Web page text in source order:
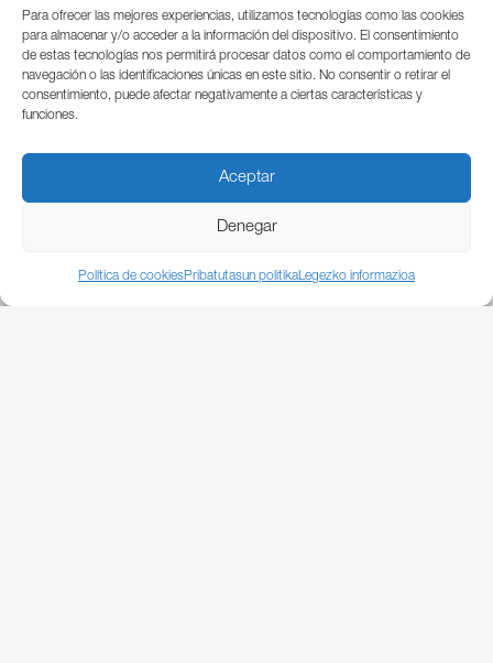
Para ofrecer las mejores experiencias, utilizamos tecnologías como las cookies
para almacenar y/o acceder a la información del dispositivo. El consentimiento
de estas tecnologías nos permitirá procesar datos como el comportamiento de
navegación o las identificaciones únicas en este sitio. No consentir o retirar el
consentimiento, puede afectar negativamente a ciertas características y
funciones.
Aceptar
Denegar
Política de cookiesPribatutasun politikaLegezko informazioa